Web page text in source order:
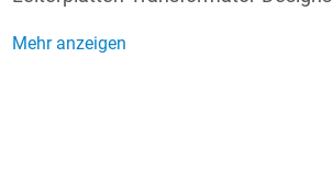
Transformatoren haben die moderne
Mehr anzeigen